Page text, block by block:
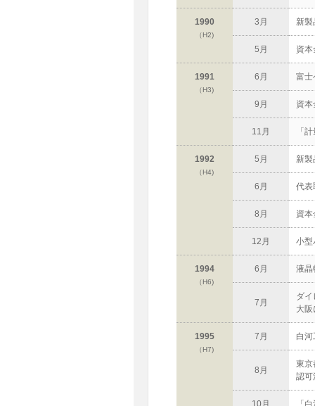
1990
（H2)
3月 新
5月 資
1991
（H3)
6月 富士
9月 資
11月 「
1992
（H4)
5月 新
6月 代表
8月 資
12月 小型
1994
（H6)
6月 液晶
7月
ダ
大
1995
（H7)
7月 白
8月
東京
認可
10月 「